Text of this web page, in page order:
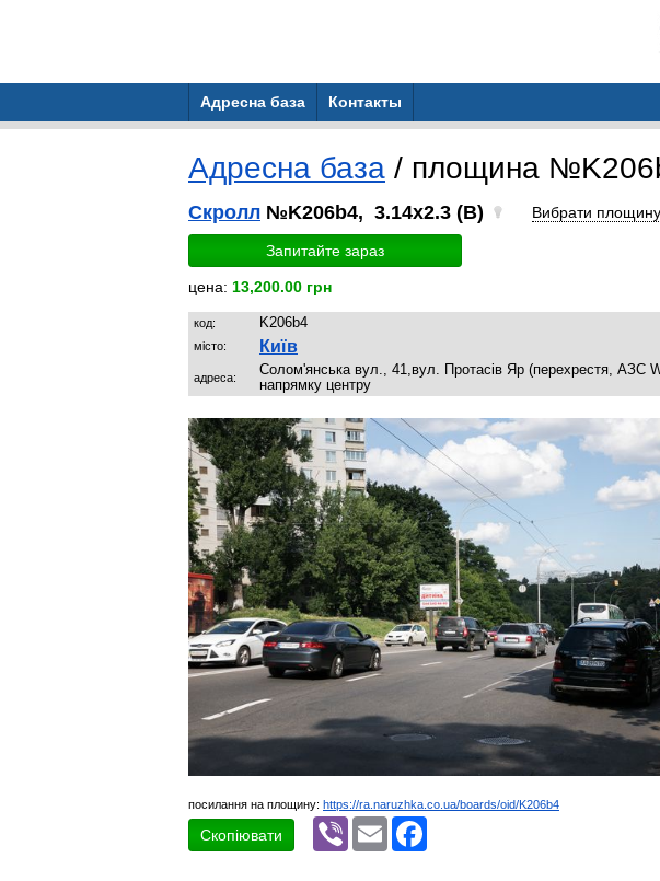
Адресна база Контакты
Адресна база / площина
Скролл №K206b4, 3.14x2.3 (B) Вибрати площину
Запитайте зараз
цена: 13,200.00 грн
код: K206b4
місто: Київ
адреса:
Солом'янська вул., 41,вул. Протасів Яр (перехрестя, АЗС
напрямку центру
посилання на площину: https://ra.naruzhka.co.ua/boards/oid/K206b4
Скопіювати
Viber Email